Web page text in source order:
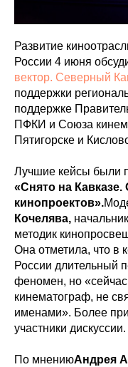
Развитие
России 4 июня
вектор. Северный
поддержки
поддержке
ПФКИ и Союза
Пятигорске и
Лучшие кейсы были
«Снято на
кинопроектов».
Кочелява,
методик
Она отметила, что в
России длительный
феномен, но
кинематограф, не
именами». Более
участники дискуссии.
По мнениюАндрея